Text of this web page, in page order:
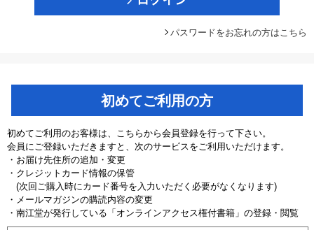
パスワードをお忘れの方はこちら
初めてご利用の方
初めてご利用のお客様は、こちらから会員登録を行って下さい。
会員にご登録いただきますと、次のサービスをご利用いただけます。
・お届け先住所の追加・変更
・クレジットカード情報の保管
(次回ご購入時にカード番号を入力いただく必要がなくなります)
・メールマガジンの購読内容の変更
・南江堂が発行している「オンラインアクセス権付書籍」の登録・閲覧